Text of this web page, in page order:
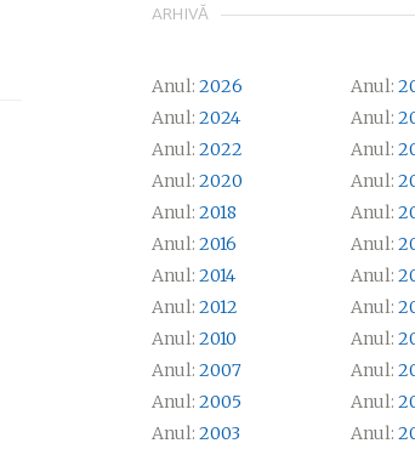
ARHIVĂ
Anul:2026 Anul:
Anul:2024 Anul:
Anul:2022 Anul:
Anul:2020 Anul:
Anul:2018 Anul:
Anul:2016 Anul:
Anul:2014 Anul:
Anul:2012 Anul:
Anul:2010 Anul:
Anul:2007 Anul:
Anul:2005 Anul:
Anul:2003 Anul: